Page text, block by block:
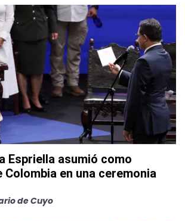
Espriella asumió como
Colombia en una ceremonia
de Cuyo